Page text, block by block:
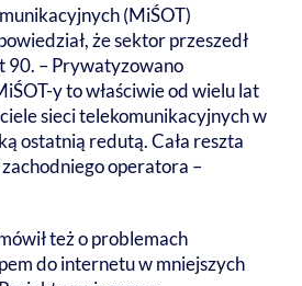
(MiŚOT)
że sektor przeszedł
90. – Prywatyzowano
y to właściwie od wielu lat
sieci telekomunikacyjnych w
ostatnią redutą. Cała reszta
operatora –
też o problemach
do internetu w mniejszych